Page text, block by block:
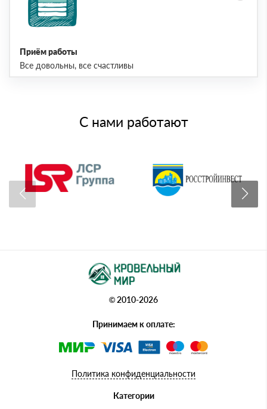
Приём работы
Все довольны, все счастливы
С нами работают
© 2010-2026
Принимаем к оплате:
Политика конфиденциальности
Категории